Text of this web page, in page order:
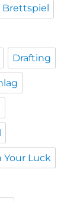
Brettspiel
Drafting
Your Luck